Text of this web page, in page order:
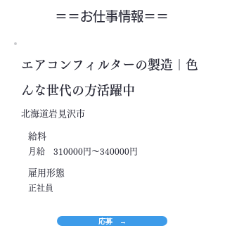
＝＝​お仕事情報＝＝
エアコンフィルターの製造｜色
んな世代の方活躍中
北海道岩見沢市
​給料
月給 310000円～340000円
​雇用形態
正社員
応募 →